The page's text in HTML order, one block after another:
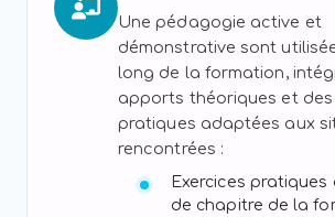
Une pédagogie active et
démonstrative sont
long de la formation,
apports théoriques et des
pratiques adaptées aux
rencontrées :
Exercices pratiques
de chapitre de la